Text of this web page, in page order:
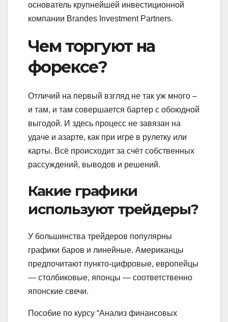
основатель крупнейшей инвестиционной
компании Brandes Investment Partners.
Чем торгуют на
форексе?
Отличий на первый взгляд не так уж много –
и там, и там совершается бартер с обоюдной
выгодой. И здесь процесс не завязан на
удаче и азарте, как при игре в рулетку или
карты. Всё происходит за счёт собственных
рассуждений, выводов и решений.
Какие графики
используют трейдеры?
У большинства трейдеров популярны
графики баров и линейные. Американцы
предпочитают пункто-цифровые, европейцы
— столбиковые, японцы — соответственно
японские свечи.
Пособие по курсу “Анализ финансовых